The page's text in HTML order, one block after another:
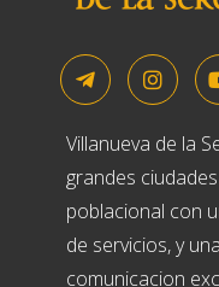
Villanueva de la
grandes
poblacional con
de servicios, y
comunicacion